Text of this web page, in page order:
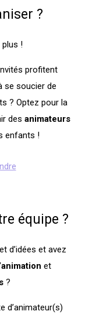
?
plus !
profitent
se soucier de
? Optez pour la
des animateurs
enfants !
équipe ?
et d’idées et avez
et
?
d’animateur(s)